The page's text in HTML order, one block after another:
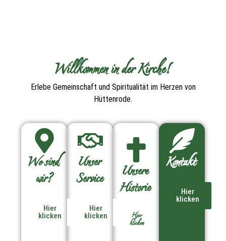
Willkommen in der Kirche!
Erlebe Gemeinschaft und Spiritualität im Herzen von
Hüttenrode.
Wo sind
wir?
Hier
klicken
Unser
Service
Hier
klicken
Unsere
Historie
Hier
klicken
Kontakt
Hier
klicken